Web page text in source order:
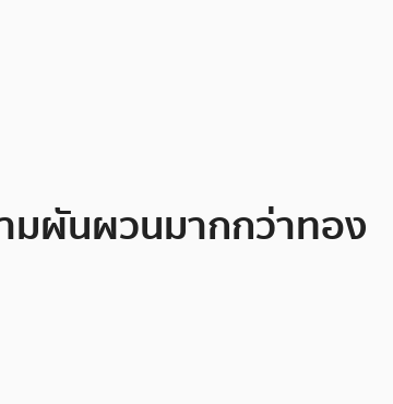
มผันผวนมากกว่าทอง